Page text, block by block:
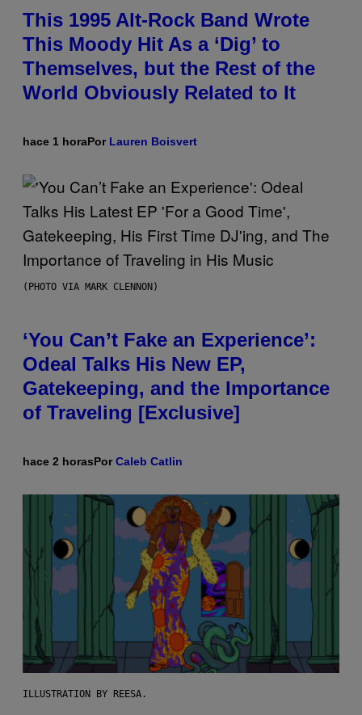
This 1995 Alt-Rock Band Wrote
This Moody Hit As a ‘Dig’ to
Themselves, but the Rest of the
World Obviously Related to It
hace 1 horaPor Lauren Boisvert
(PHOTO VIA MARK CLENNON)
‘You Can’t Fake an Experience’:
Odeal Talks His New EP,
Gatekeeping, and the Importance
of Traveling [Exclusive]
hace 2 horasPorCaleb Catlin
ILLUSTRATION BY REESA.